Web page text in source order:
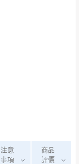
注意
事項
商品
評價